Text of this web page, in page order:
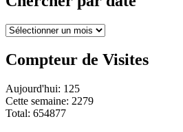
Chercher
date
Compteur de Visites
Aujourd'hui: 125
Cette semaine: 2279
Total: 654877